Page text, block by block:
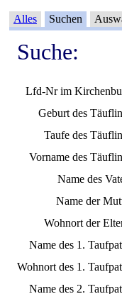
Alles Suchen
Suche:
Lfd-Nr im
Geburt des
Taufe des
Vorname des
Name des
Name der
Wohnort der
Name des 1.
Wohnort des 1.
Name des 2.